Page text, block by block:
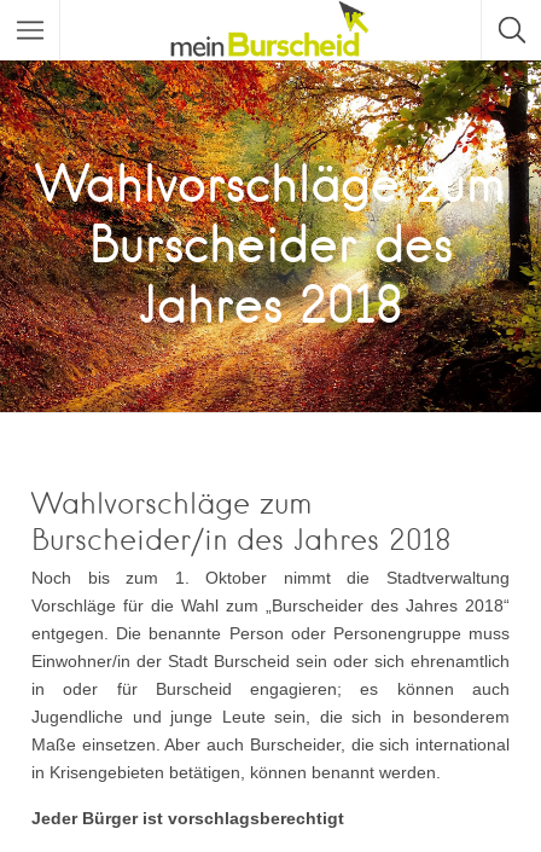
Wahlvorschläge zum
Burscheider des
Jahres 2018
Wahlvorschläge zum
Burscheider/in des Jahres 2018
Noch bis zum 1. Oktober nimmt die Stadtverwaltung
Vorschläge für die Wahl zum „Burscheider des Jahres 2018“
entgegen. Die benannte Person oder Personengruppe muss
Einwohner/in der Stadt Burscheid sein oder sich ehrenamtlich
in oder für Burscheid engagieren; es können auch
Jugendliche und junge Leute sein, die sich in besonderem
Maße einsetzen. Aber auch Burscheider, die sich international
in Krisengebieten betätigen, können benannt werden.
Jeder Bürger ist vorschlagsberechtigt